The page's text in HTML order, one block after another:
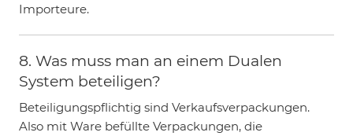
Importeure.
8. Was muss man an einem Dualen
System beteiligen?
Beteiligungspflichtig sind Verkaufsverpackungen.
Also mit Ware befüllte Verpackungen, die